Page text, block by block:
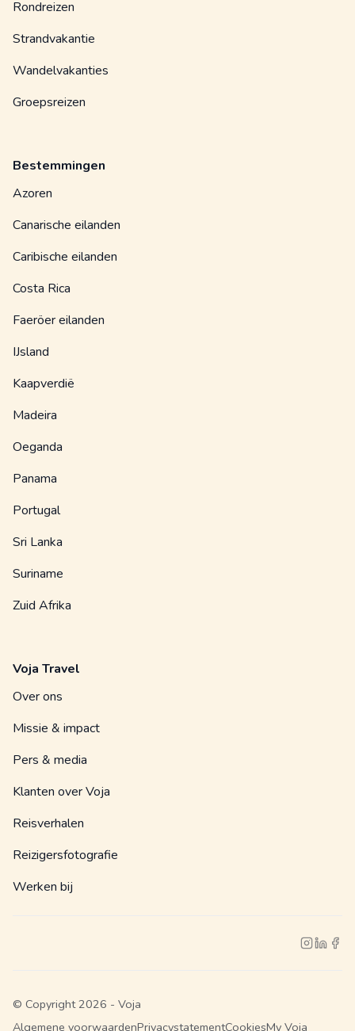
Rondreizen
Strandvakantie
Wandelvakanties
Groepsreizen
Bestemmingen
Azoren
Canarische eilanden
Caribische eilanden
Costa Rica
Faeröer eilanden
IJsland
Kaapverdië
Madeira
Oeganda
Panama
Portugal
Sri Lanka
Suriname
Zuid Afrika
Voja Travel
Over ons
Missie & impact
Pers & media
Klanten over Voja
Reisverhalen
Reizigersfotografie
Werken bij
© Copyright 2026 - Voja
Algemene voorwaardenPrivacystatementCookiesMy Voja